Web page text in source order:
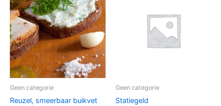
Geen categorie
Reuzel, smeerbaar buikvet
Geen categorie
Statiegeld